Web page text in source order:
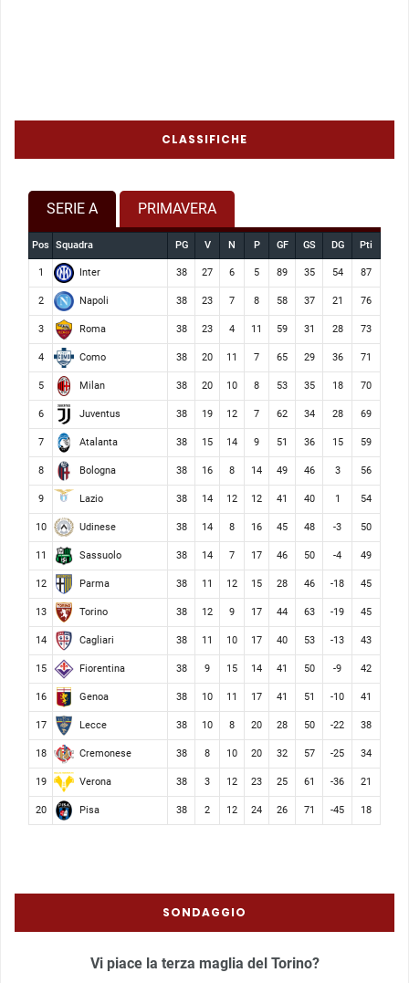
CLASSIFICHE
SERIE A PRIMAVERA
Pos Squadra PG V N P GF GS DG Pti
1 Inter 38 27 6 5 89 35 54 87
2 Napoli 38 23 7 8 58 37 21 76
3 Roma 38 23 4 11 59 31 28 73
4 Como 38 20 11 7 65 29 36 71
5 Milan 38 20 10 8 53 35 18 70
6 Juventus 38 19 12 7 62 34 28 69
7 Atalanta 38 15 14 9 51 36 15 59
8 Bologna 38 16 8 14 49 46 3 56
9 Lazio 38 14 12 12 41 40 1 54
10 Udinese 38 14 8 16 45 48 -3 50
11 Sassuolo 38 14 7 17 46 50 -4 49
12 Parma 38 11 12 15 28 46 -18 45
13 Torino 38 12 9 17 44 63 -19 45
14 Cagliari 38 11 10 17 40 53 -13 43
15 Fiorentina 38 9 15 14 41 50 -9 42
16 Genoa 38 10 11 17 41 51 -10 41
17 Lecce 38 10 8 20 28 50 -22 38
18 Cremonese 38 8 10 20 32 57 -25 34
19 Verona 38 3 12 23 25 61 -36 21
20 Pisa 38 2 12 24 26 71 -45 18
SONDAGGIO
Vi piace la terza maglia del Torino?